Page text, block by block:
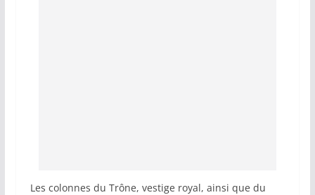
Les colonnes du Trône, vestige royal, ainsi que du